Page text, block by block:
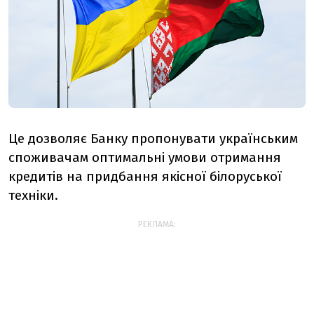
Це дозволяє Банку пропонувати українським
споживачам оптимальні умови отримання
кредитів на придбання якісної білоруської
техніки.
РЕКЛАМА: